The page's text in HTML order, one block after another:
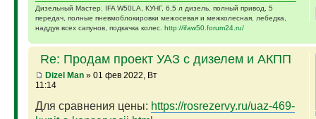
Дизельный Мастер. IFA W50LA, КУНГ, 6,5 л дизель, полный привод, 5
передач, полные пневмоблокировки межосевая и межколесная, лебедка,
наддув всех сапунов, подкачка колес. http://ifaw50.forum24.ru/
Re: Продам проект УАЗ с дизелем и АКПП
Dizel Man» 01 фев 2022, Вт
11:14
Для сравнения цены: https://rosrezervy.ru/uaz-469-